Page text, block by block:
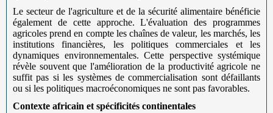
Le secteur de l'agriculture et de la sécurité alimentaire bénéficie
également de cette approche. L'évaluation des programmes
agricoles prend en compte les chaînes de valeur, les marchés, les
institutions financières, les politiques commerciales et les
dynamiques environnementales. Cette perspective systémique
révèle souvent que l'amélioration de la productivité agricole ne
suffit pas si les systèmes de commercialisation sont défaillants
ou si les politiques macroéconomiques ne sont pas favorables.
Contexte africain et spécificités continentales